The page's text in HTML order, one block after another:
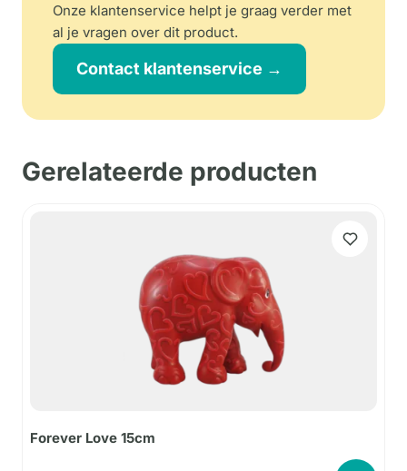
Onze klantenservice helpt je graag verder met
al je vragen over dit product.
Contact klantenservice →
Gerelateerde producten
Forever Love 15cm